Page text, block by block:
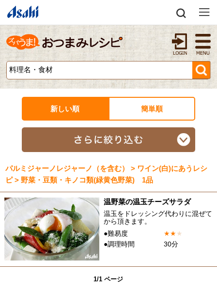
新しい順 簡単順
パルミジャーノレジャーノ（を含む） > ワイン(白)にあうレシ
ピ > 野菜・豆類・キノコ類(緑黄色野菜) 1品
温野菜の温玉チーズサラダ
温玉をドレッシング代わりに混ぜて
から頂きます。
●難易度
★★★
●調理時間
30分
1/1 ページ